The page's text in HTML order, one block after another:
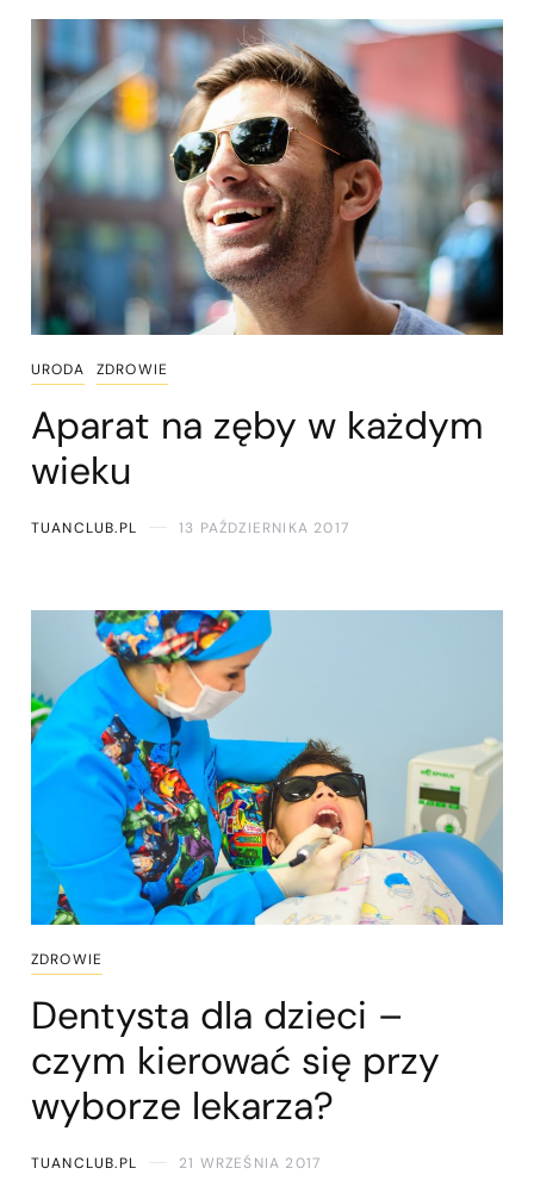
URODA ZDROWIE
Aparat na zęby w każdym
wieku
TUANCLUB.PL 13 PAŹDZIERNIKA 2017
ZDROWIE
Dentysta dla dzieci –
czym kierować się przy
wyborze lekarza?
TUANCLUB.PL 21 WRZEŚNIA 2017